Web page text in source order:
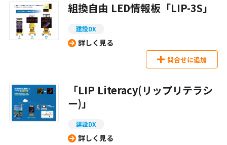
組換自由 LED情報板「LIP-3S」
建設DX
詳しく見る
問合せに追加
「LIP Literacy(リップリテラシ
ー)」
建設DX
詳しく見る